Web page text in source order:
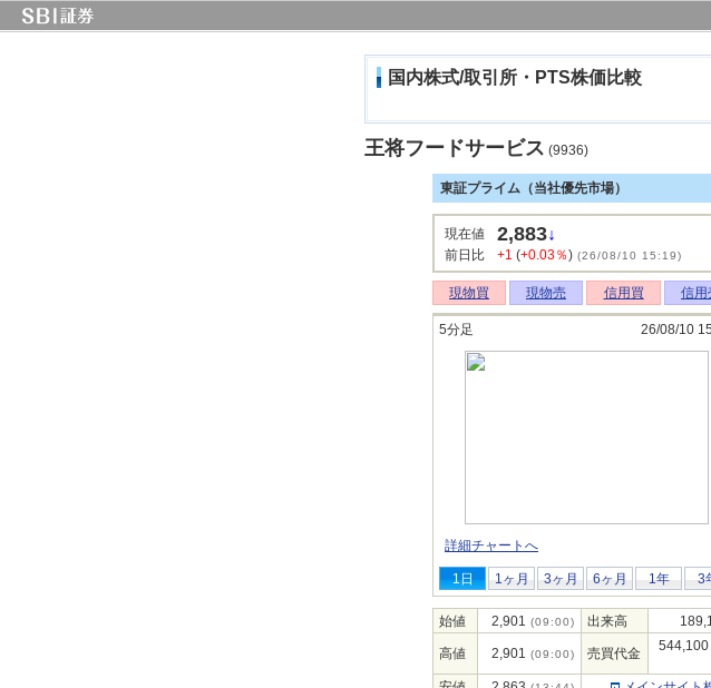
国内株式/取引所・PTS株価比較
王将フードサービス (9936)
東証プライム（当社優先市場）
現在値 2,883↓
前日比 +1 (+0.03％) (26/08/10 15:19)
現物買 現物売 信用買 信用
5分足 26/08/10
詳細チャートへ
1日 1ヶ月 3ヶ月 6ヶ月 1年 3
始値 2,901 (09:00) 出来高
高値 2,901 (09:00) 売買代金 544,100